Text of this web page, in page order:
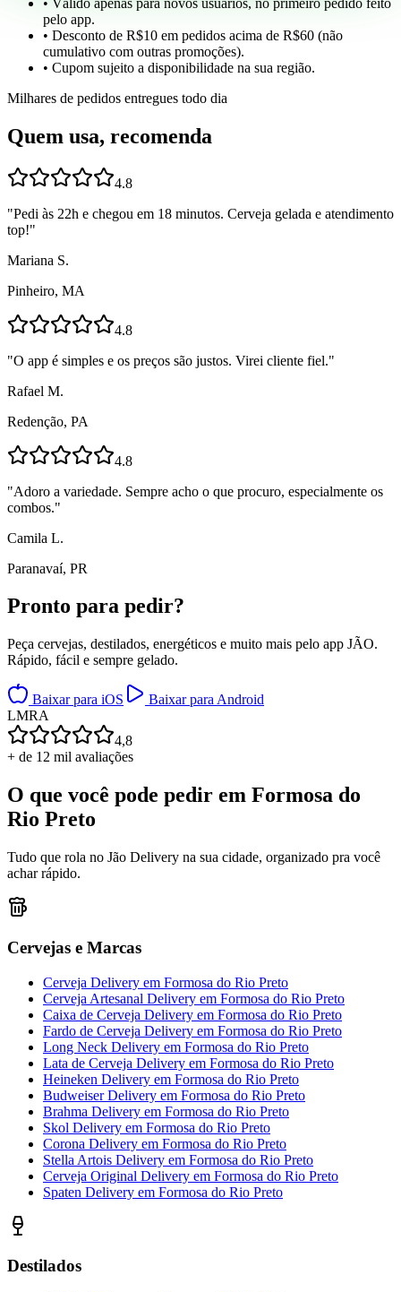
pelo app.
• Desconto de R$10 em pedidos acima de R$60 (não
cumulativo com outras promoções).
• Cupom sujeito a disponibilidade na sua região.
Milhares de pedidos entregues todo dia
Quem usa, recomenda
4.8
"Pedi às 22h e chegou em 18 minutos. Cerveja gelada e atendimento
top!"
Mariana S.
Pinheiro, MA
4.8
"O app é simples e os preços são justos. Virei cliente fiel."
Rafael M.
Redenção, PA
4.8
"Adoro a variedade. Sempre acho o que procuro, especialmente os
combos."
Camila L.
Paranavaí, PR
Pronto para pedir?
Peça cervejas, destilados, energéticos e muito mais pelo app JÃO.
Rápido, fácil e sempre gelado.
Baixar para iOS
Baixar para Android
LMRA
4,8
+ de 12 mil avaliações
O que você pode pedir em Formosa do
Rio Preto
Tudo que rola no Jão Delivery na sua cidade, organizado pra você
achar rápido.
Cervejas e Marcas
Cerveja Delivery em Formosa do Rio Preto
Cerveja Artesanal Delivery em Formosa do Rio Preto
Caixa de Cerveja Delivery em Formosa do Rio Preto
Fardo de Cerveja Delivery em Formosa do Rio Preto
Long Neck Delivery em Formosa do Rio Preto
Lata de Cerveja Delivery em Formosa do Rio Preto
Heineken Delivery em Formosa do Rio Preto
Budweiser Delivery em Formosa do Rio Preto
Brahma Delivery em Formosa do Rio Preto
Skol Delivery em Formosa do Rio Preto
Corona Delivery em Formosa do Rio Preto
Stella Artois Delivery em Formosa do Rio Preto
Cerveja Original Delivery em Formosa do Rio Preto
Spaten Delivery em Formosa do Rio Preto
Destilados